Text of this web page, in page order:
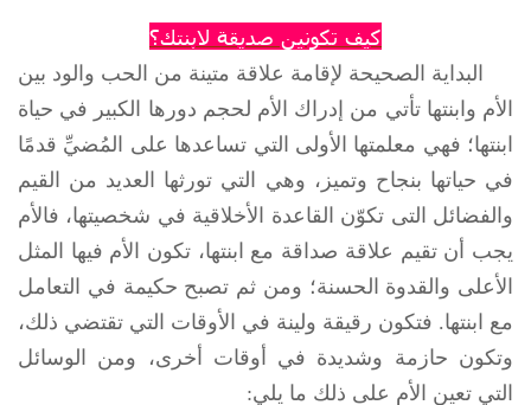
كيف تكونين صديقة لابنتك؟
البداية الصحيحة لإقامة علاقة متينة من الحب والود بين
الأم وابنتها تأتي من إدراك الأم لحجم دورها الكبير في حياة
ابنتها؛ فهي معلمتها الأولى التي تساعدها على المُضيِّ قدمًا
في حياتها بنجاح وتميز، وهي التي تورثها العديد من القيم
والفضائل التى تكوّن القاعدة الأخلاقية في شخصيتها، فالأم
يجب أن تقيم علاقة صداقة مع ابنتها، تكون الأم فيها المثل
الأعلى والقدوة الحسنة؛ ومن ثم تصبح حكيمة في التعامل
مع ابنتها. فتكون رقيقة ولينة في الأوقات التي تقتضي ذلك،
وتكون حازمة وشديدة في أوقات أخرى، ومن الوسائل
التي تعين الأم على ذلك ما يلي: